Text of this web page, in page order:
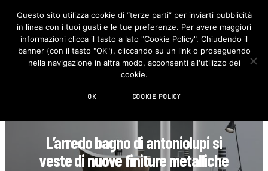
F
c
e
b
o
I
n
s
t
L’arredo bagno di antoniolupi si
veste di nuove finiture metalliche
Questo sito utilizza cookie di “terze parti” per inviarti pubblicità
in linea con i tuoi gusti e le tue preferenze. Per avere maggiori
informazioni clicca il tasto a lato "Cookie Policy". Chiudendo il
banner (con il tasto "OK"), cliccando su un link o proseguendo
nella navigazione in altra modo, acconsenti all'utilizzo dei
cookie.
OK COOKIE POLICY